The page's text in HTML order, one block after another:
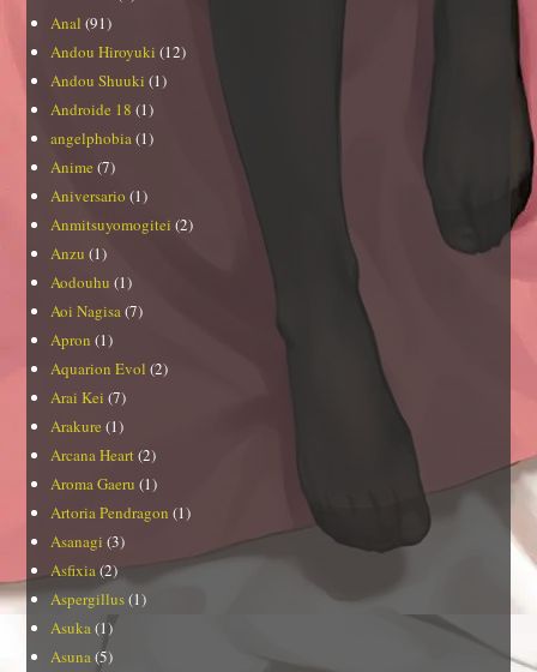
Anal (91)
Andou Hiroyuki (12)
Andou Shuuki (1)
Androide 18 (1)
angelphobia(1)
Anime (7)
Aniversario (1)
Anmitsuyomogitei (2)
Anzu (1)
Aodouhu (1)
Aoi Nagisa(7)
Apron (1)
Aquarion Evol (2)
Arai Kei (7)
Arakure (1)
Arcana Heart (2)
Aroma Gaeru (1)
Artoria Pendragon (1)
Asanagi (3)
Asfixia(2)
Aspergillus(1)
Asuka(1)
Asuna(5)